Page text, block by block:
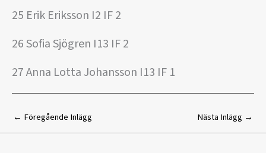
25 Erik Eriksson I2 IF 2
26 Sofia Sjögren I13 IF 2
27 Anna Lotta Johansson I13 IF 1
← Föregående Inlägg Nästa Inlägg →